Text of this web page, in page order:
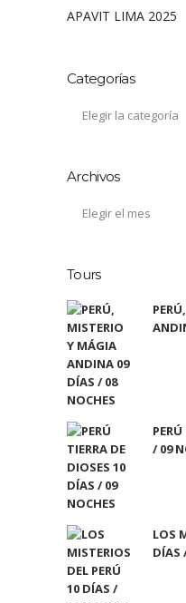
APAVIT LIMA 2025
Categorías
Archivos
Tours
/ 09
LOS
DÍAS